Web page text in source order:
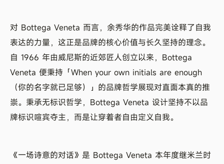
对 Bottega Veneta 而言，余秀华的作品完美诠释了自我
表达的力量，这正是品牌的核心价值与长久坚持的理念。
自 1966 年由威尼斯的近郊匠人创立以来，Bottega
Veneta 便秉持「When your own initials are enough
（你的名字就已足够）」的品牌哲学展现对直面本真的推
崇。秉承无标识哲学，Bottega Veneta 设计坚持不以品
牌标识喧宾夺主，而是让穿着者自由定义自我。
《一场诗意的对话》是 Bottega Veneta 本年度继米兰时